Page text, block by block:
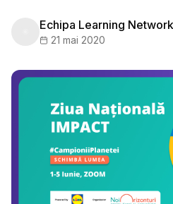
Echipa Learning Network
21 mai 2020